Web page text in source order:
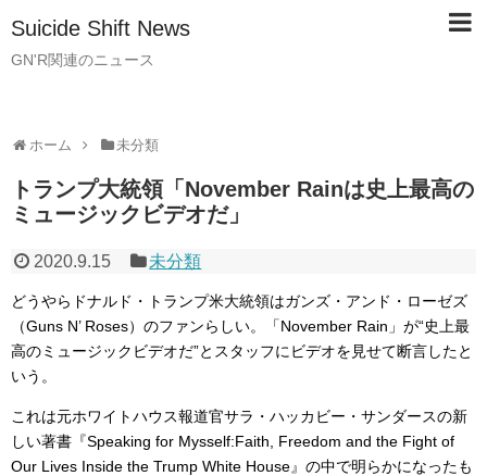
Suicide Shift News
GN'R関連のニュース
ホーム 未分類
トランプ大統領「November Rainは史上最高の
ミュージックビデオだ」
2020.9.15 未分類
どうやらドナルド・トランプ米大統領はガンズ・アンド・ローゼズ
（Guns N’ Roses）のファンらしい。「November Rain」が“史上最
高のミュージックビデオだ”とスタッフにビデオを見せて断言したと
いう。
これは元ホワイトハウス報道官サラ・ハッカビー・サンダースの新
しい著書『Speaking for Mysself:Faith, Freedom and the Fight of
Our Lives Inside the Trump White House』の中で明らかになったも